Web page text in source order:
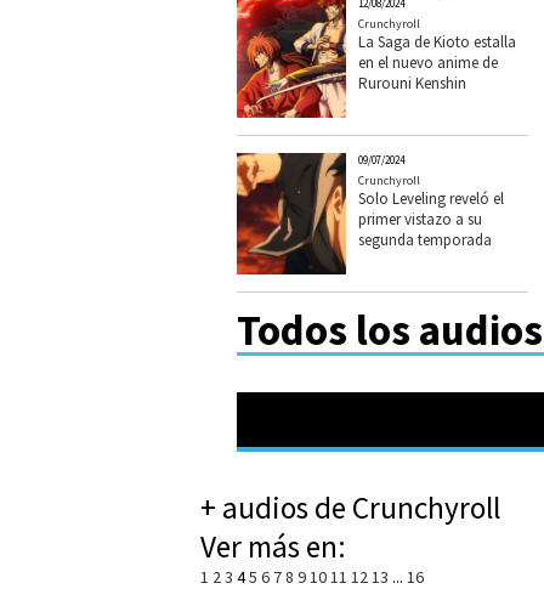
12/08/2024
Crunchyroll
La Saga de Kioto estalla
en el nuevo anime de
Rurouni Kenshin
09/07/2024
Crunchyroll
Solo Leveling reveló el
primer vistazo a su
segunda temporada
Todos los
+ audios de Crunchyroll
Ver más en:
1 23 45 6 78 91011 1213 ... 16